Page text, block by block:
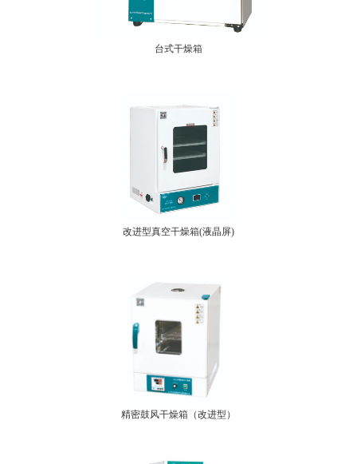
台式干燥箱
改进型真空干燥箱(液晶屏)
精密鼓风干燥箱（改进型）